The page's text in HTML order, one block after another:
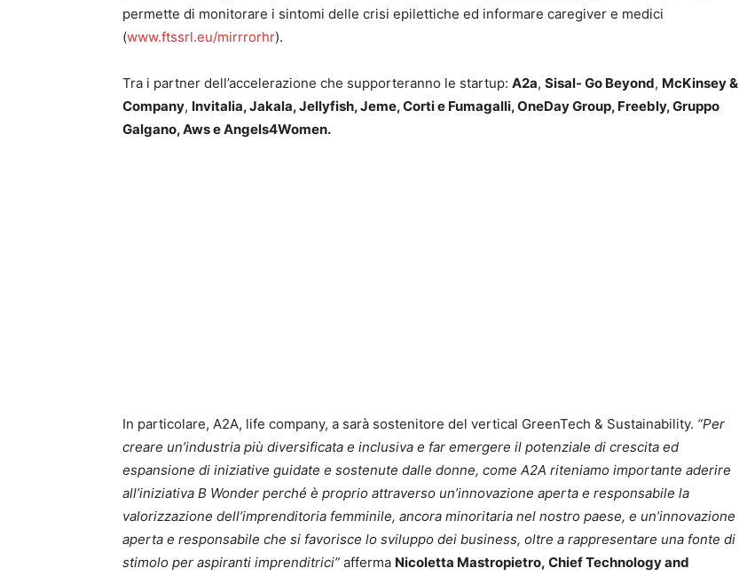
permette di monitorare i sintomi delle crisi epilettiche ed informare caregiver e medici
(www.ftssrl.eu/mirrrorhr).
Tra i partner dell’accelerazione che supporteranno le startup: A2a, Sisal- Go Beyond, McKinsey &
Company, Invitalia, Jakala, Jellyfish, Jeme, Corti e Fumagalli, OneDay Group, Freebly, Gruppo
Galgano, Aws e Angels4Women.
In particolare, A2A, life company, a sarà sostenitore del vertical GreenTech & Sustainability. “Per
creare un’industria più diversificata e inclusiva e far emergere il potenziale di crescita ed
espansione di iniziative guidate e sostenute dalle donne, come A2A riteniamo importante aderire
all’iniziativa B Wonder perché è proprio attraverso un’innovazione aperta e responsabile la
valorizzazione dell’imprenditoria femminile, ancora minoritaria nel nostro paese, e un’innovazione
aperta e responsabile che si favorisce lo sviluppo dei business, oltre a rappresentare una fonte di
stimolo per aspiranti imprenditrici” afferma Nicoletta Mastropietro, Chief Technology and